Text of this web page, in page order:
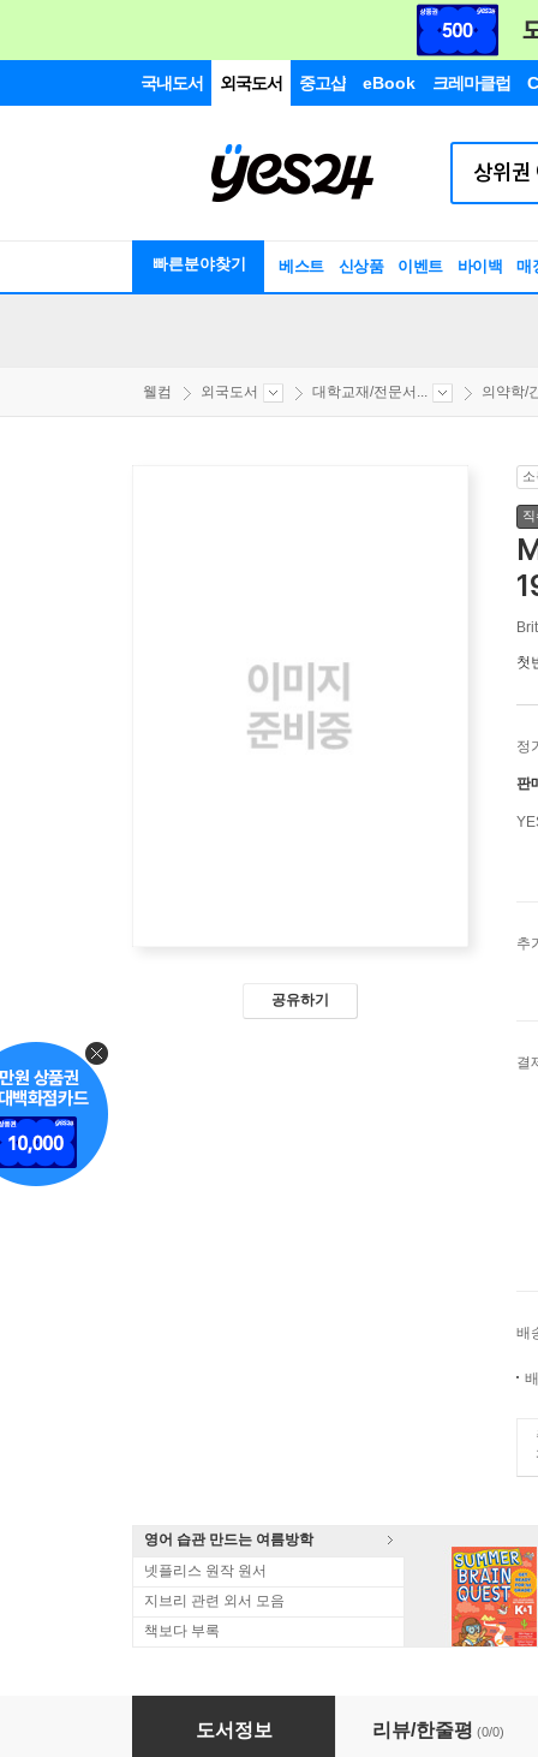
국내도서 외국도서 중고샵 eBook 크레마클럽
빠른분야찾기 베스트 신상품 이벤트 바이백 매
웰컴 외국도서 대학교재/전문서... 의약학/
공유하기
첫
정
판
추
결
배
영어 습관 만드는 여름방학
넷플리스 원작 원서
지브리 관련 외서 모음
책보다 부록
Anglo-Saxon Leechcraft: An Historical
도서정보 리뷰/한줄평 (0/0)